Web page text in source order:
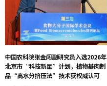
中国农科院张金闯副研究员入选2026年
北京市“科技新星”计划，植物基肉制
品“高水分挤压法”技术获权威认可